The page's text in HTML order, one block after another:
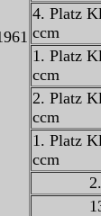
4. Platz
ccm
1. Platz
ccm
2. Platz
ccm
1. Platz
ccm